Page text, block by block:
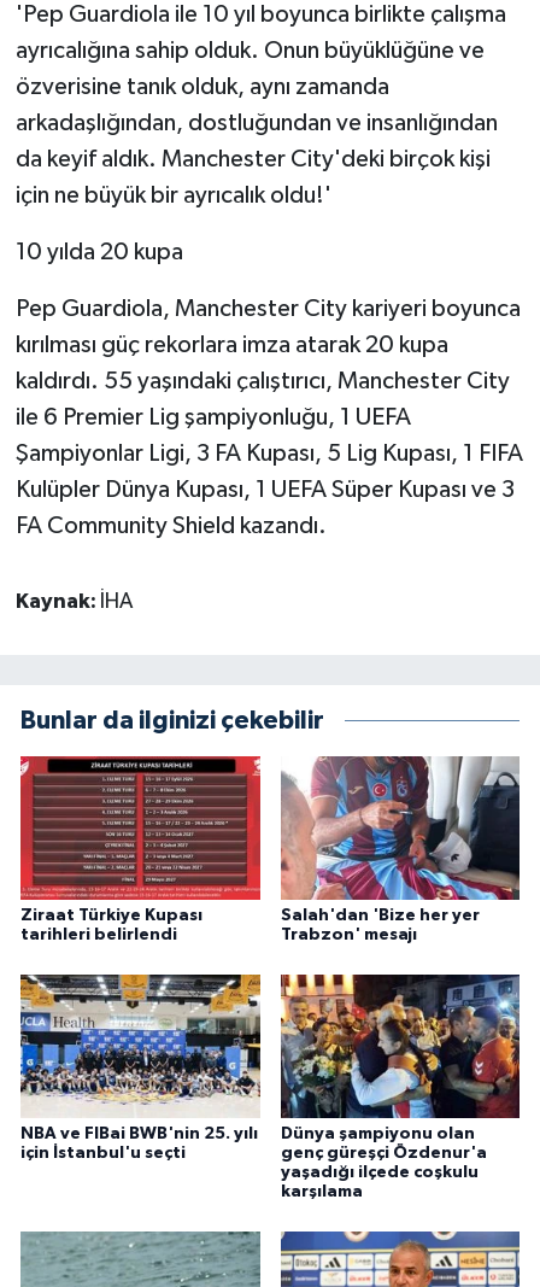
'Pep Guardiola ile 10 yıl boyunca birlikte çalışma
ayrıcalığına sahip olduk. Onun büyüklüğüne ve
özverisine tanık olduk, aynı zamanda
arkadaşlığından, dostluğundan ve insanlığından
da keyif aldık. Manchester City'deki birçok kişi
için ne büyük bir ayrıcalık oldu!'
10 yılda 20 kupa
Pep Guardiola, Manchester City kariyeri boyunca
kırılması güç rekorlara imza atarak 20 kupa
kaldırdı. 55 yaşındaki çalıştırıcı, Manchester City
ile 6 Premier Lig şampiyonluğu, 1 UEFA
Şampiyonlar Ligi, 3 FA Kupası, 5 Lig Kupası, 1 FIFA
Kulüpler Dünya Kupası, 1 UEFA Süper Kupası ve 3
FA Community Shield kazandı.
Kaynak: İHA
Bunlar da ilginizi çekebilir
Ziraat Türkiye Kupası
tarihleri belirlendi
Salah'dan 'Bize her yer
Trabzon' mesajı
NBA ve FIBai BWB'nin 25. yılı
için İstanbul'u seçti
Dünya şampiyonu olan
genç güreşçi Özdenur'a
yaşadığı ilçede coşkulu
karşılama